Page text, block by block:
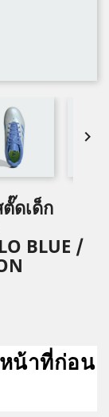

ดเด็ก
BLUE /
น้าที่ก่อน